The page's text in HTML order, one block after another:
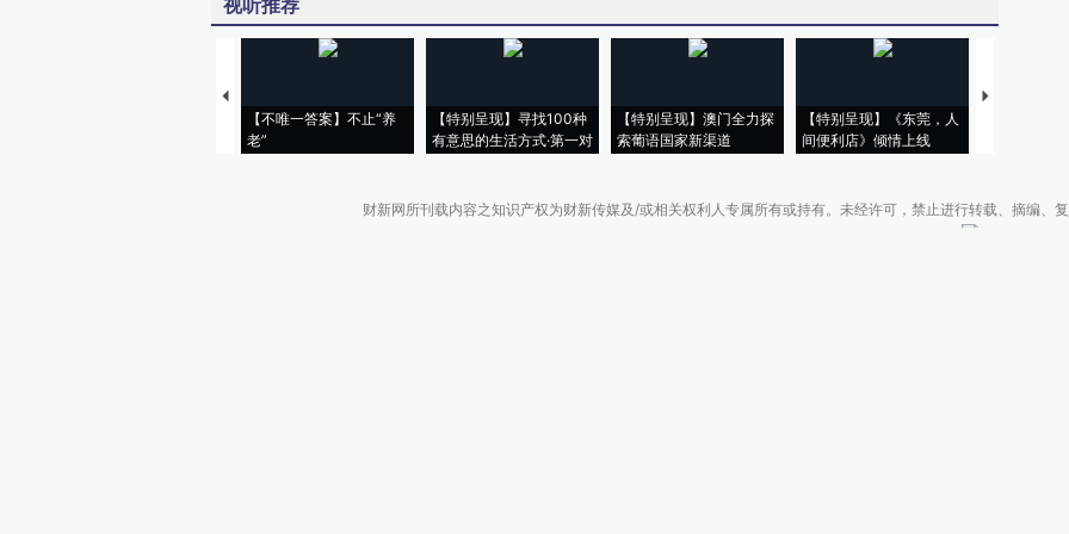
视听推荐
【不唯一答案】不止“养
老”
【特别呈现】寻找100种
有意思的生活方式·第一对
【特别呈现】澳门全力探
索葡语国家新渠道
【特别呈现】《东莞，人
间便利店》倾情上线
【推广】走
财新网所刊载内容之知识产权为财新传媒及/或相关权利人专属所有或持有。未经许可，禁止进行转载、摘编、复